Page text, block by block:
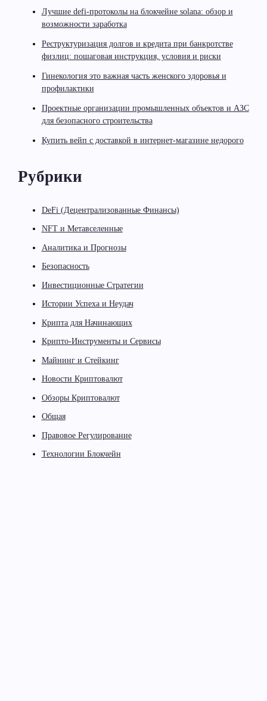
Лучшие defi-протоколы на блокчейне solana: обзор и
возможности заработка
Реструктуризация долгов и кредита при банкротстве
физлиц: пошаговая инструкция, условия и риски
Гинекология это важная часть женского здоровья и
профилактики
Проектные организации промышленных объектов и АЗС
для безопасного строительства
Купить вейп с доставкой в интернет-магазине недорого
Рубрики
DeFi (Децентрализованные Финансы)
NFT и Метавселенные
Аналитика и Прогнозы
Безопасность
Инвестиционные Стратегии
Истории Успеха и Неудач
Крипта для Начинающих
Крипто-Инструменты и Сервисы
Майнинг и Стейкинг
Новости Криптовалют
Обзоры Криптовалют
Общая
Правовое Регулирование
Технологии Блокчейн